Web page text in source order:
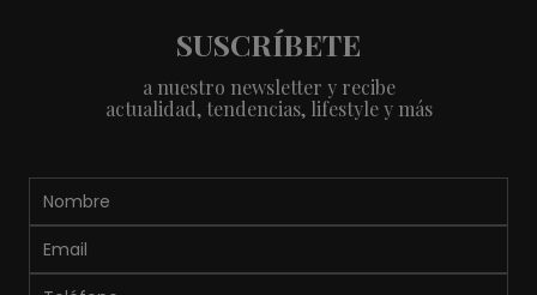
SUSCRÍBETE
a nuestro newsletter y recibe
actualidad, tendencias, lifestyle y más